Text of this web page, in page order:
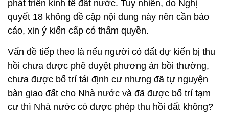
phát triển kinh tế đất nước. Tuy nhiên, do Nghị
quyết 18 không đề cập nội dung này nên cần báo
cáo, xin ý kiến cấp có thẩm quyền.
Vấn đề tiếp theo là nếu người có đất dự kiến bị thu
hồi chưa được phê duyệt phương án bồi thường,
chưa được bố trí tái định cư nhưng đã tự nguyện
bàn giao đất cho Nhà nước và đã được bố trí tạm
cư thì Nhà nước có được phép thu hồi đất không?